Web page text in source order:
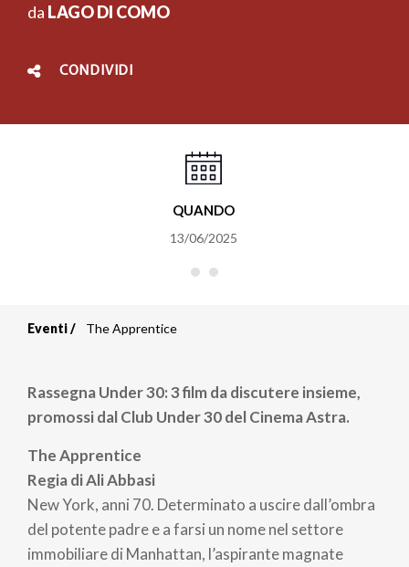
da LAGO DI COMO
CONDIVIDI
QUANDO
13/06/2025
di
pane
Eventi The Apprentice
Rassegna Under 30: 3 film da discutere insieme,
promossi dal Club Under 30 del Cinema Astra.
The Apprentice
Regia di Ali Abbasi
New York, anni 70. Determinato a uscire dall’ombra
del potente padre e a farsi un nome nel settore
immobiliare di Manhattan, l’aspirante magnate